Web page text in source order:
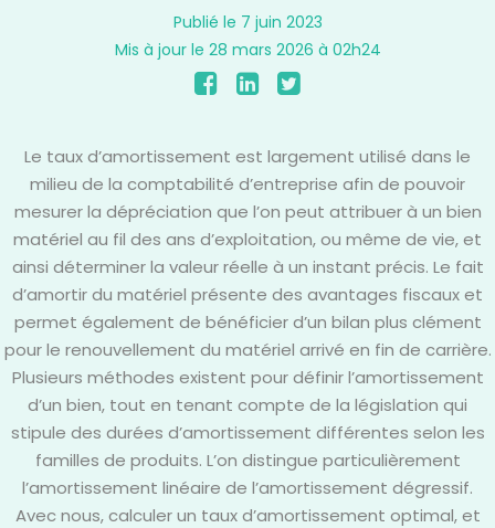
Publié le 7 juin 2023
Mis à jour le 28 mars 2026 à 02h24
Le taux d’amortissement est largement utilisé dans le
milieu de la comptabilité d’entreprise afin de pouvoir
mesurer la dépréciation que l’on peut attribuer à un bien
matériel au fil des ans d’exploitation, ou même de vie, et
ainsi déterminer la valeur réelle à un instant précis. Le fait
d’amortir du matériel présente des avantages fiscaux et
permet également de bénéficier d’un bilan plus clément
pour le renouvellement du matériel arrivé en fin de carrière.
Plusieurs méthodes existent pour définir l’amortissement
d’un bien, tout en tenant compte de la législation qui
stipule des durées d’amortissement différentes selon les
familles de produits. L’on distingue particulièrement
l’amortissement linéaire de l’amortissement dégressif.
Avec nous, calculer un taux d’amortissement optimal, et